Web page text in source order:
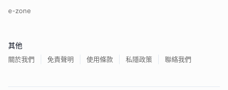
e-zone
其他
關於我們 免責聲明 使用條款 私隱政策 聯絡我們